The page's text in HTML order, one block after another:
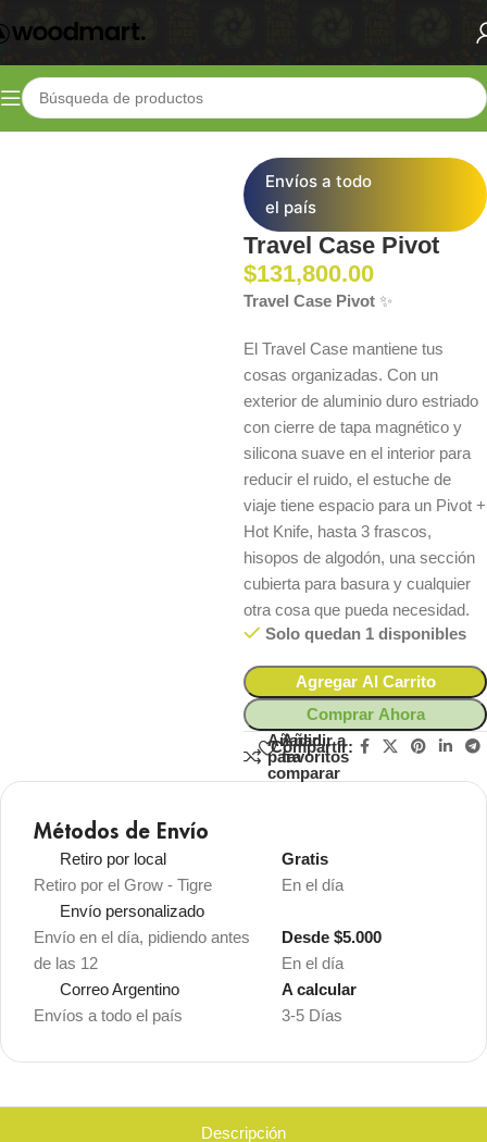
Inicio Shop Vaporizadores Repuestos y Accesorios
Envíos a todo
el país
Travel Case Pivot
$131,800.00
Travel Case Pivot ✨
El Travel Case mantiene tus
cosas organizadas. Con un
exterior de aluminio duro estriado
con cierre de tapa magnético y
silicona suave en el interior para
reducir el ruido, el estuche de
viaje tiene espacio para un Pivot +
Hot Knife, hasta 3 frascos,
hisopos de algodón, una sección
cubierta para basura y cualquier
otra cosa que pueda necesidad.
Solo quedan 1 disponibles
Agregar Al Carrito
Comprar Ahora
Añadir
para
comparar
Añadir a
favoritos
Compartir:
Métodos de Envío
Retiro por local
Retiro por el Grow - Tigre
En el día
Gratis
Envío personalizado
Envío en el día, pidiendo antes
de las 12
En el día
Desde $5.000
Correo Argentino
Envíos a todo el país
3-5 Días
A calcular
Descripción